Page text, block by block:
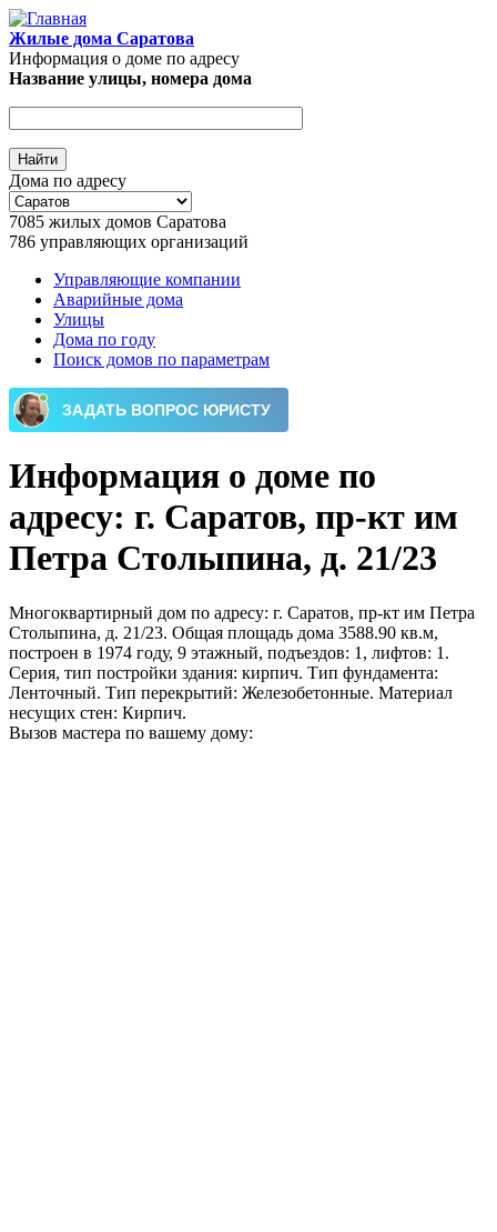
Перейти к основному содержанию
Жилые дома Саратова
Информация о доме по адресу
Название улицы, номера дома
Дома по адресу
7085 жилых домов Саратова
786 управляющих организаций
Главное меню
Управляющие компании
Аварийные дома
Улицы
Дома по году
Поиск домов по параметрам
Информация о доме по
адресу: г. Саратов, пр-кт им
Петра Столыпина, д. 21/23
Многоквартирный дом по адресу: г. Саратов, пр-кт им Петра
Столыпина, д. 21/23. Общая площадь дома 3588.90 кв.м,
построен в 1974 году, 9 этажный, подъездов: 1, лифтов: 1.
Серия, тип постройки здания: кирпич. Тип фундамента:
Ленточный. Тип перекрытий: Железобетонные. Материал
несущих стен: Кирпич.
Вызов мастера по вашему дому: